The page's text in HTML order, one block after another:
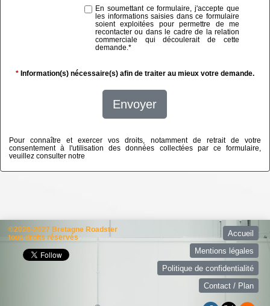
En soumettant ce formulaire, j'accepte que
les informations saisies dans ce formulaire
soient exploitées pour permettre de me
recontacter ou dans le cadre de la relation
commerciale qui découlerait de cette
demande.*
* Information(s) nécessaire(s) afin de traiter au mieux votre demande.
Envoyer
Pour connaître et exercer vos droits, notamment de retrait de votre
consentement à l'utilisation des données collectées par ce formulaire,
veuillez consulter notre
©2026-2027 Bretagne Roadster
tous droits réservés
Accueil
Mentions légales
Politique de confidentialité
Contact / Plan